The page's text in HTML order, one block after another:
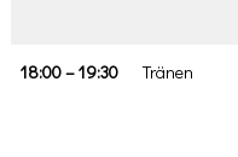
18:00 – 19:30 Tränen